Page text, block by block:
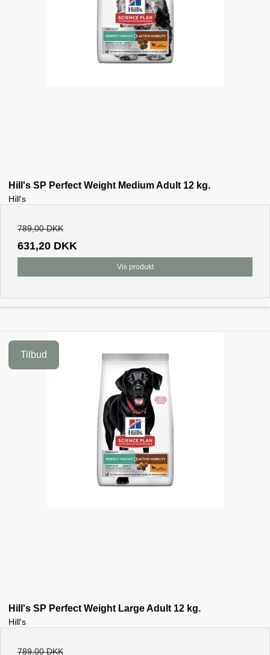
Hill's SP Perfect Weight Medium Adult 12 kg.
Hill's
789,00 DKK
631,20 DKK
Vis produkt
Tilbud
Hill's SP Perfect Weight Large Adult 12 kg.
Hill's
789,00 DKK